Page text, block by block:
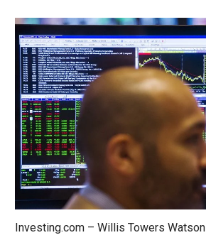
Investing.com – Willis Towers Watson